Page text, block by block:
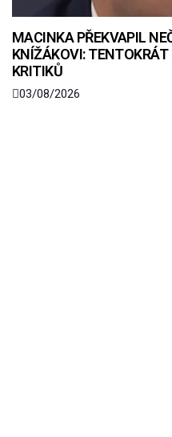
MACINKA PŘEKVAPIL
KNÍŽÁKOVI: TENTOKRÁT
KRITIKŮ
03/08/2026